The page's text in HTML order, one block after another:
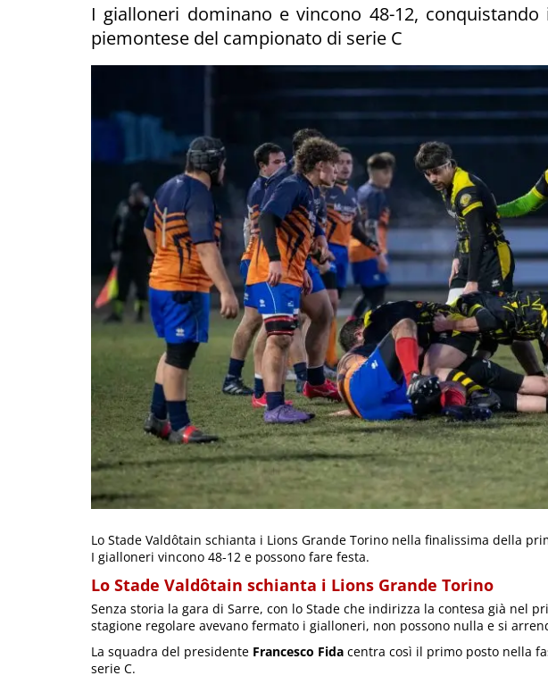
I gialloneri dominano e vincono 48-12,
piemontese del campionato di serie C
Lo Stade Valdôtain schianta i Lions Grande Torino nella finalissima della
I gialloneri vincono 48-12 e possono fare festa.
Lo Stade Valdôtain schianta i Lions Grande Torino
Senza storia la gara di Sarre, con lo Stade che indirizza la contesa già nel
stagione regolare avevano fermato i gialloneri, non possono nulla e si
La squadra del presidente Francesco Fida centra così il primo posto nella
serie C.